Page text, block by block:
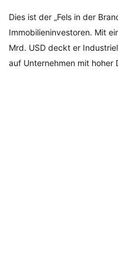
Dies ist der „Fels in der
Immobilieninvestoren. Mit
Mrd. USD deckt er
auf Unternehmen mit hoher